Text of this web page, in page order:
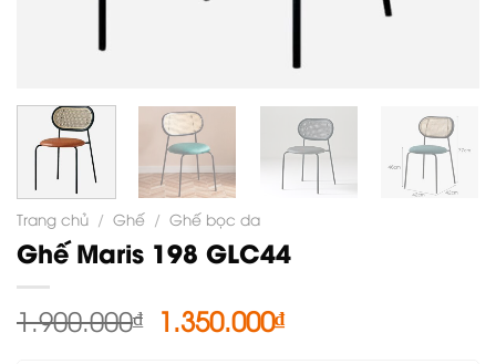
Trang chủ / Ghế / Ghế bọc da
Ghế Maris 198 GLC44
1.900.000₫ Giá
gốc
1.350.000₫Giá